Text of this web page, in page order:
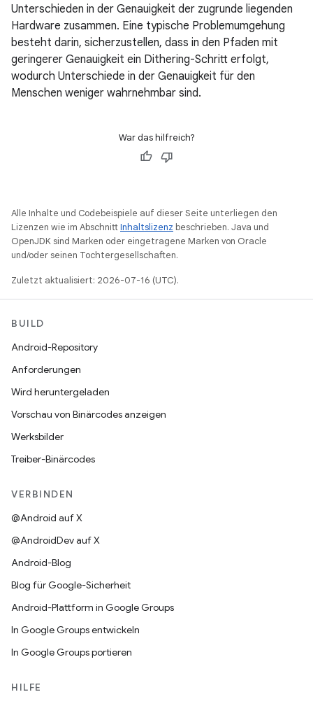
Unterschieden in der Genauigkeit der zugrunde liegenden
Hardware zusammen. Eine typische Problemumgehung
besteht darin, sicherzustellen, dass in den Pfaden mit
geringerer Genauigkeit ein Dithering-Schritt erfolgt,
wodurch Unterschiede in der Genauigkeit für den
Menschen weniger wahrnehmbar sind.
War das hilfreich?
Alle Inhalte und Codebeispiele auf dieser Seite unterliegen den
Lizenzen wie im AbschnittInhaltslizenz beschrieben. Java und
OpenJDK sind Marken oder eingetragene Marken von Oracle
und/oder seinen Tochtergesellschaften.
Zuletzt aktualisiert: 2026-07-16 (UTC).
BUILD
Android-Repository
Anforderungen
Wird heruntergeladen
Vorschau von Binärcodes anzeigen
Werksbilder
Treiber-Binärcodes
VERBINDEN
@Android auf X
@AndroidDev auf X
Android-Blog
Blog für Google-Sicherheit
Android-Plattform in Google Groups
In Google Groups entwickeln
In Google Groups portieren
HILFE